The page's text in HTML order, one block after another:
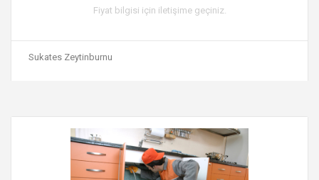
Fiyat bilgisi için iletişime geçiniz.
Sukates Zeytinburnu